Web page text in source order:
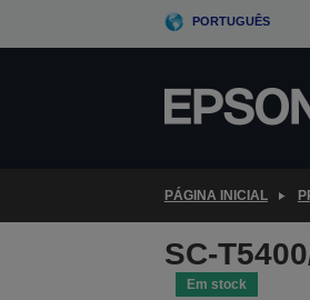
PORTUGUÊS
PÁGINA INICIAL
SC-
Em stock